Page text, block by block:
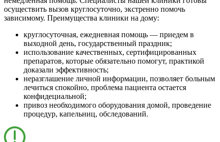
осуществить вызов круглосуточно, экстренно помочь
зависимому. Преимущества клиники на дому:
круглосуточная, ежедневная помощь — приедем в
выходной день, государственный праздник;
использование качественных, сертифицированных
препаратов, которые обязательно помогут, практикой
доказали эффективность;
неразглашение личной информации, позволяет больным
лечиться спокойно, проблема пациента остается
конфидециальной;
привоз необходимого оборудования домой, проведение
процедур, капельниц, обследований.